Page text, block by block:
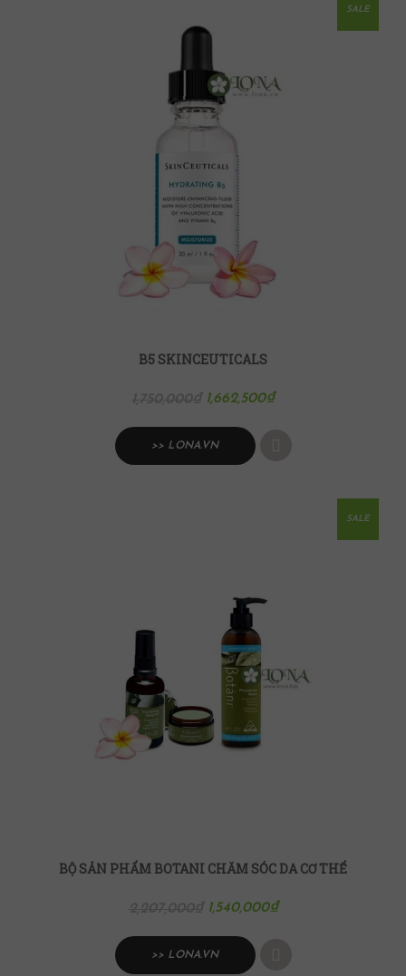
SALE
B5 SKINCEUTICALS
1,662,500₫
>> LONA.VN
SALE
BỘ SẢN PHẨM BOTANI CHĂM SÓC DA CƠ THỂ
1,540,000₫
>> LONA.VN